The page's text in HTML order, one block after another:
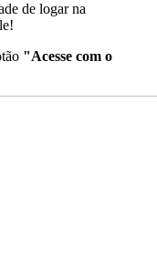
de logar na
"Acesse com o